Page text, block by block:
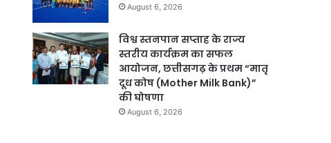
August 6, 2026
विश्व स्तनपान सप्ताह के राज्य
स्तरीय कार्यक्रम का सफल
आयोजन, छत्तीसगढ़ के प्रथम “मातृ
दूध कोष (Mother Milk Bank)”
की घोषणा
August 6, 2026